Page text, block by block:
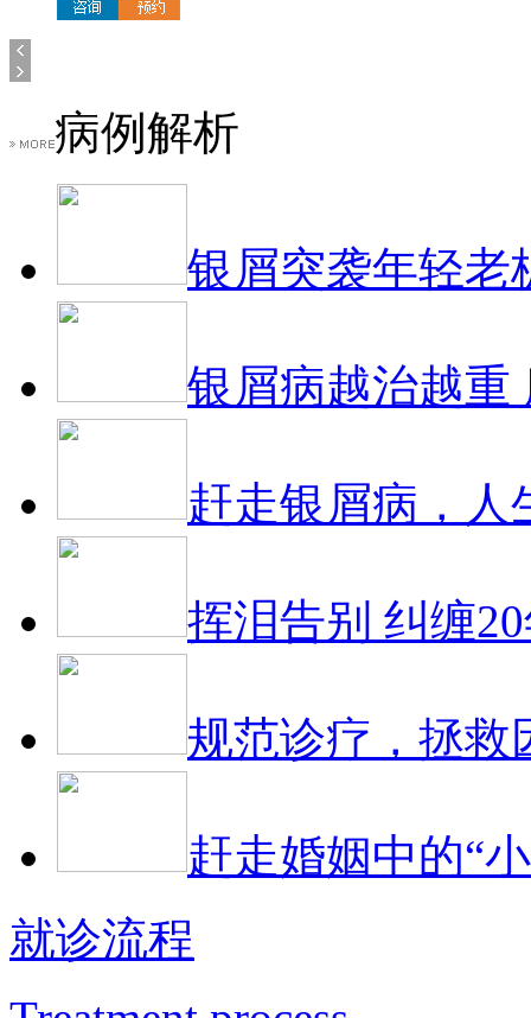
病例解析
银屑突袭年轻老
银屑病越治越重
赶走银屑病，人
挥泪告别 纠缠
规范诊疗，拯救
赶走婚姻中的“
就诊流程